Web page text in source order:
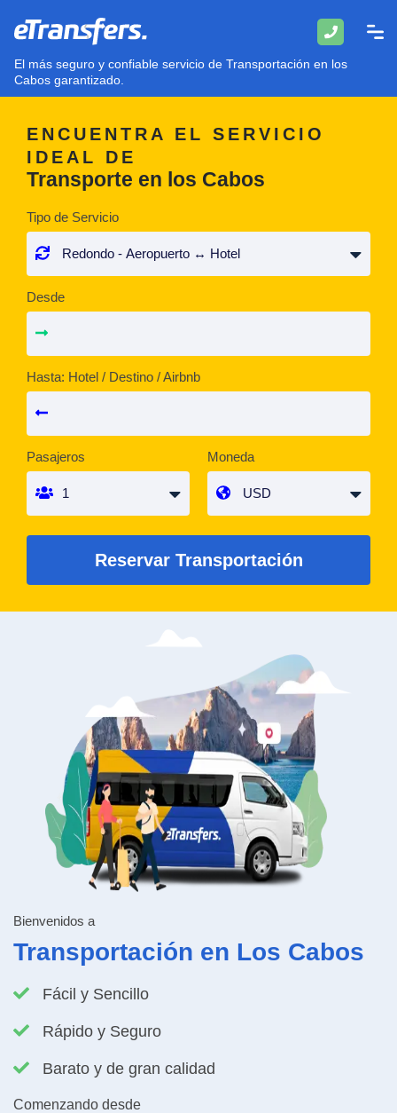
El más seguro y confiable servicio de Transportación en los
Cabos garantizado.
ENCUENTRA EL SERVICIO
IDEAL DE
Transporte en los Cabos
Tipo de Servicio
Desde
Hasta: Hotel / Destino / Airbnb
Pasajeros Moneda
Reservar Transportación
Bienvenidos a
Transportación en Los Cabos
Fácil y Sencillo
Rápido y Seguro
Barato y de gran calidad
Comenzando desde